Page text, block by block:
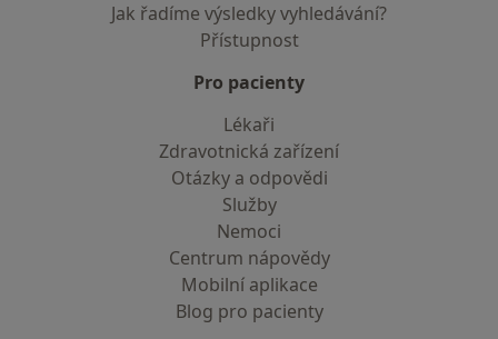
Jak řadíme výsledky vyhledávání?
Přístupnost
Pro pacienty
Lékaři
Zdravotnická zařízení
Otázky a odpovědi
Služby
Nemoci
Centrum nápovědy
Mobilní aplikace
Blog pro pacienty